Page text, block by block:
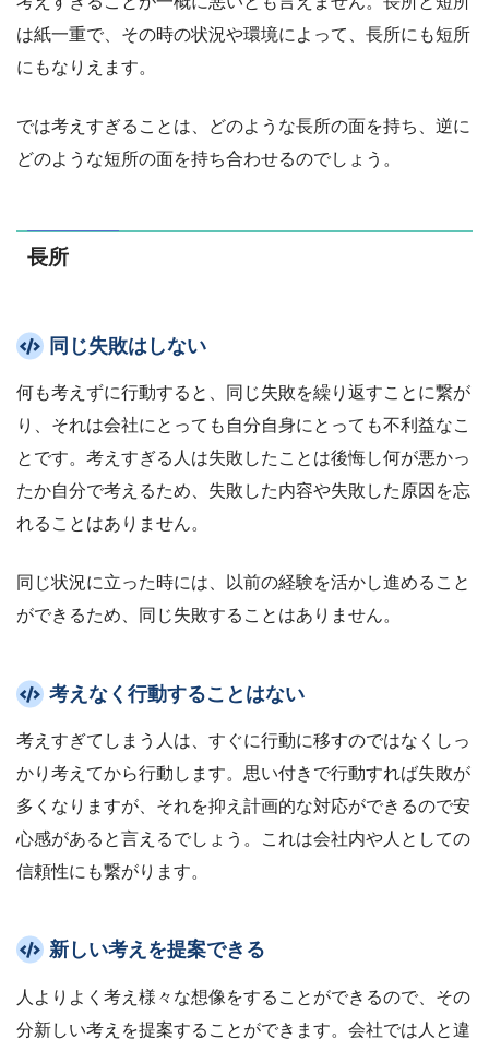
は紙一重で、その時の状況や環境によって、長所にも短所
にもなりえます。
では考えすぎることは、どのような長所の面を持ち、逆に
どのような短所の面を持ち合わせるのでしょう。
長所
同じ失敗はしない
何も考えずに行動すると、同じ失敗を繰り返すことに繋が
り、それは会社にとっても自分自身にとっても不利益なこ
とです。考えすぎる人は失敗したことは後悔し何が悪かっ
たか自分で考えるため、失敗した内容や失敗した原因を忘
れることはありません。
同じ状況に立った時には、以前の経験を活かし進めること
ができるため、同じ失敗することはありません。
考えなく行動することはない
考えすぎてしまう人は、すぐに行動に移すのではなくしっ
かり考えてから行動します。思い付きで行動すれば失敗が
多くなりますが、それを抑え計画的な対応ができるので安
心感があると言えるでしょう。これは会社内や人としての
信頼性にも繋がります。
新しい考えを提案できる
人よりよく考え様々な想像をすることができるので、その
分新しい考えを提案することができます。会社では人と違